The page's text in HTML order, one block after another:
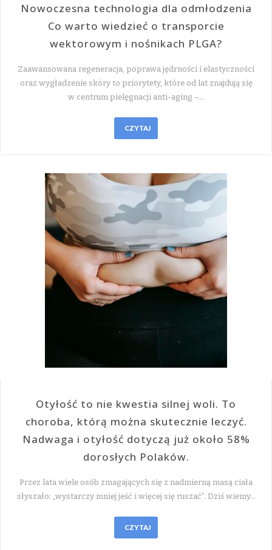
Nowoczesna technologia dla odmłodzenia
Co warto wiedzieć o transporcie
wektorowym i nośnikach PLGA?
Zaawansowana regeneracja, poprawa jędrności i elastyczności
oraz wygładzenie skóry to priorytety, które od lat znajdują się
w centrum pielęgnacji anti-aging –…
CZYTAJ
Otyłość to nie kwestia silnej woli. To
choroba, którą można skutecznie leczyć.
Nadwaga i otyłość dotyczą już około 58%
dorosłych Polaków.
Przez lata wiele osób zmagających się z nadmierną masą ciała
słyszało: „wystarczy mniej jeść i więcej się ruszać”. Dziś wiemy…
CZYTAJ